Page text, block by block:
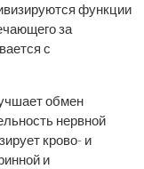
функции
за
с
обмен
нервной
крово- и
и